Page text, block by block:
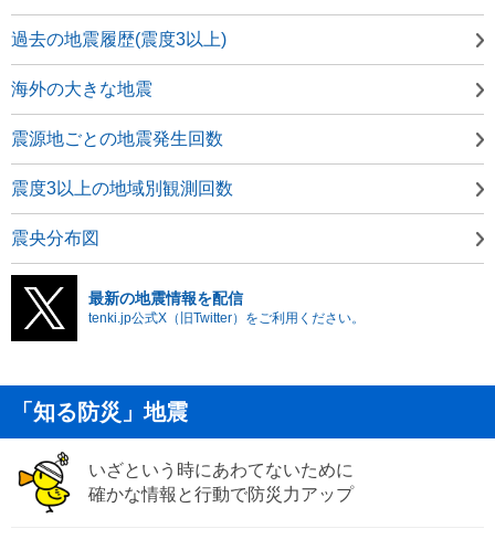
過去の地震履歴(震度3以上)
海外の大きな地震
震源地ごとの地震発生回数
震度3以上の地域別観測回数
震央分布図
最新の地震情報を配信
tenki.jp公式X（旧Twitter）をご利用ください。
「知る防災」地震
いざという時にあわてないために
確かな情報と行動で防災力アップ